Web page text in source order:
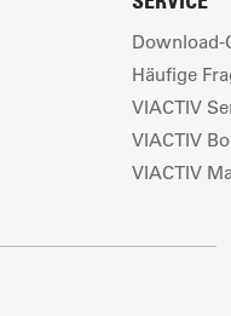
Download-
Häufige
VIACTIV
VIACTIV
VIACTIV